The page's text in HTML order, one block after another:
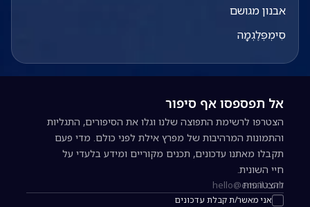
אבנון מגושם
סִימְפְּלֶגְמָה
אל תפספסו אף סיפור
הצטרפו לרשימת התפוצה שלנו וגלו את הסיפורים, התגליות
והתמונות המרהיבות של מפרץ אילת לפני כולם. מדי פעם
תקבלו מאתנו עדכונים, תכנים מקוריים ומידע בלעדי על
חיי השונית.
כתובת אימייל להרשמה לניוזלטר
אני מאשר/ת קבלת עדכונים
להצטרפות